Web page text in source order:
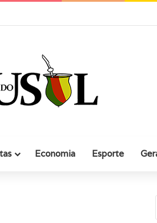
em Rio Grande
Economia Esporte